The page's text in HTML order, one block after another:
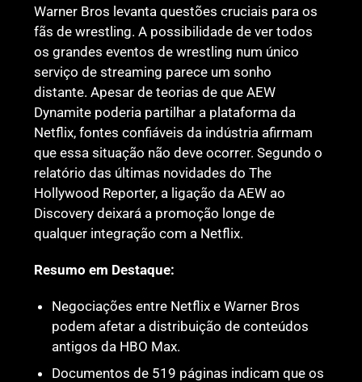
Warner Bros levanta questões cruciais para os
fãs de wrestling. A possibilidade de ver todos
os grandes eventos de wrestling num único
serviço de streaming parece um sonho
distante. Apesar de teorias de que AEW
Dynamite poderia partilhar a plataforma da
Netflix, fontes confiáveis da indústria afirmam
que essa situação não deve ocorrer. Segundo o
relatório das últimas novidades do The
Hollywood Reporter, a ligação da AEW ao
Discovery deixará a promoção longe de
qualquer integração com a Netflix.
Resumo em Destaque:
Negociações entre Netflix e Warner Bros
podem afetar a distribuição de conteúdos
antigos da HBO Max.
Documentos de 519 páginas indicam que os